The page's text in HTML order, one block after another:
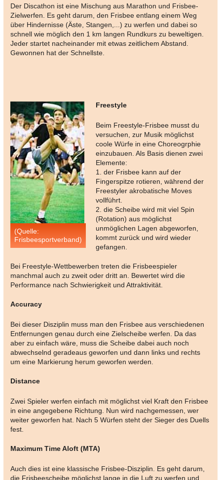
Der Discathon ist eine Mischung aus Marathon und Frisbee-
Zielwerfen. Es geht darum, den Frisbee entlang einem Weg
über Hindernisse (Äste, Stangen,...) zu werfen und dabei so
schnell wie möglich den 1 km langen Rundkurs zu beweltigen.
Jeder startet nacheinander mit etwas zeitlichem Abstand.
Gewonnen hat der Schnellste.
(Quelle:
Frisbeesportverband)
Freestyle
Beim Freestyle-Frisbee musst du
versuchen, zur Musik möglichst
coole Würfe in eine Choreogrphie
einzubauen. Als Basis dienen zwei
Elemente:
1. der Frisbee kann auf der
Fingerspitze rotieren, während der
Freestyler akrobatische Moves
vollführt.
2. die Scheibe wird mit viel Spin
(Rotation) aus möglichst
unmöglichen Lagen abgeworfen,
kommt zurück und wird wieder
gefangen.
Bei Freestyle-Wettbewerben treten die Frisbeespieler
manchmal auch zu zweit oder dritt an. Bewertet wird die
Performance nach Schwierigkeit und Attraktivität.
Accuracy
Bei dieser Disziplin muss man den Frisbee aus verschiedenen
Entfernungen genau durch eine Zielscheibe werfen. Da das
aber zu einfach wäre, muss die Scheibe dabei auch noch
abwechselnd geradeaus geworfen und dann links und rechts
um eine Markierung herum geworfen werden.
Distance
Zwei Spieler werfen einfach mit möglichst viel Kraft den Frisbee
in eine angegebene Richtung. Nun wird nachgemessen, wer
weiter geworfen hat. Nach 5 Würfen steht der Sieger des Duells
fest.
Maximum Time Aloft (MTA)
Auch dies ist eine klassische Frisbee-Disziplin. Es geht darum,
die Frisbeescheibe möglichst lange in die Luft zu werfen und